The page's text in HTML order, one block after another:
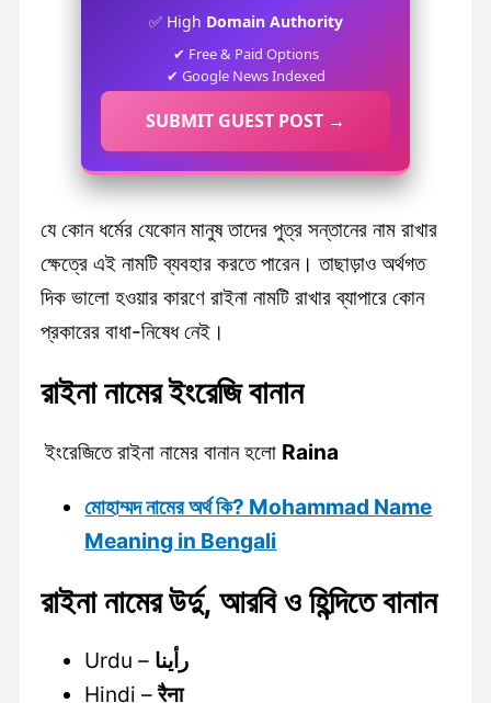
✅ High Domain Authority
✔ Free & Paid Options
✔ Google News Indexed
SUBMIT GUEST POST →
যে কোন ধর্মের যেকোন মানুষ তাদের পুত্র সন্তানের নাম রাখার
ক্ষেত্রে এই নামটি ব্যবহার করতে পারেন। তাছাড়াও অর্থগত
দিক ভালো হওয়ার কারণে রাইনা নামটি রাখার ব্যাপারে কোন
প্রকারের বাধা-নিষেধ নেই।
রাইনা নামের ইংরেজি বানান
ইংরেজিতে রাইনা নামের বানান হলো Raina
মোহাম্মদ নামের অর্থ কি? Mohammad Name
Meaning in Bengali
রাইনা নামের উর্দু, আরবি ও হিন্দিতে বানান
Urdu – رأينا
Hindi –रैना